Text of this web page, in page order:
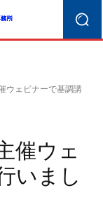
ウェビナーで基調講
催ウェ
いまし